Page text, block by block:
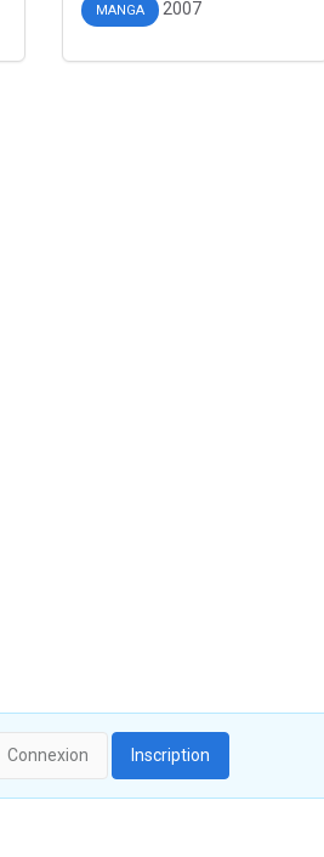
MANGA 2007
Connexion Inscription